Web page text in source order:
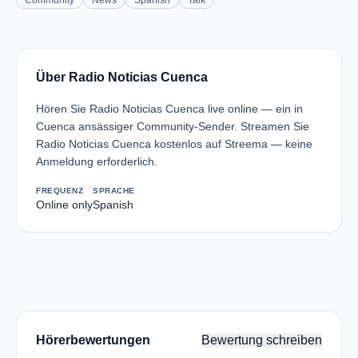
Über Radio Noticias Cuenca
Hören Sie Radio Noticias Cuenca live online — ein in
Cuenca ansässiger Community-Sender. Streamen Sie
Radio Noticias Cuenca kostenlos auf Streema — keine
Anmeldung erforderlich.
FREQUENZ
Online only
SPRACHE
Spanish
Hörerbewertungen Bewertung schreiben